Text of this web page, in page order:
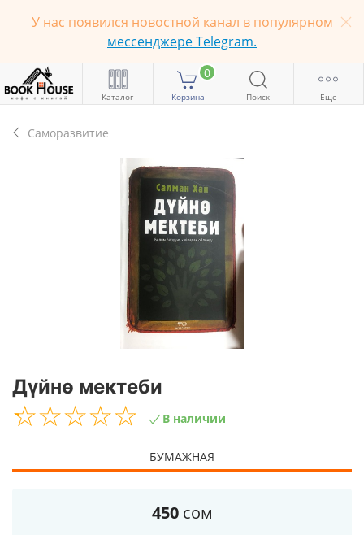
У нас появился новостной канал в популярном
мессенджере Telegram.
Каталог
0
Корзина Поиск Еще
Саморазвитие
Дүйнө мектеби
☆☆☆☆☆
★★★★★ В наличии
БУМАЖНАЯ
450 сом